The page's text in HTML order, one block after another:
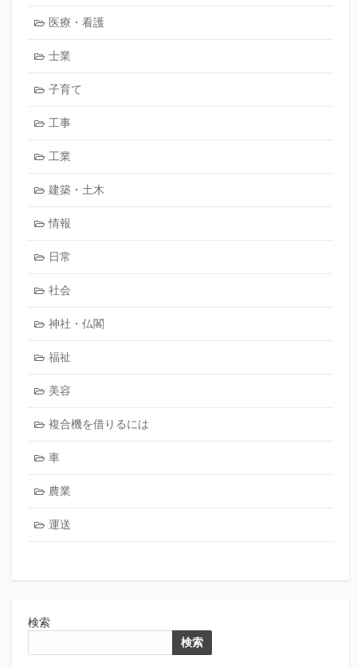
医療・看護
士業
子育て
工事
工業
建築・土木
情報
日常
社会
神社・仏閣
福祉
美容
複合機を借りるには
車
農業
運送
検索
検索